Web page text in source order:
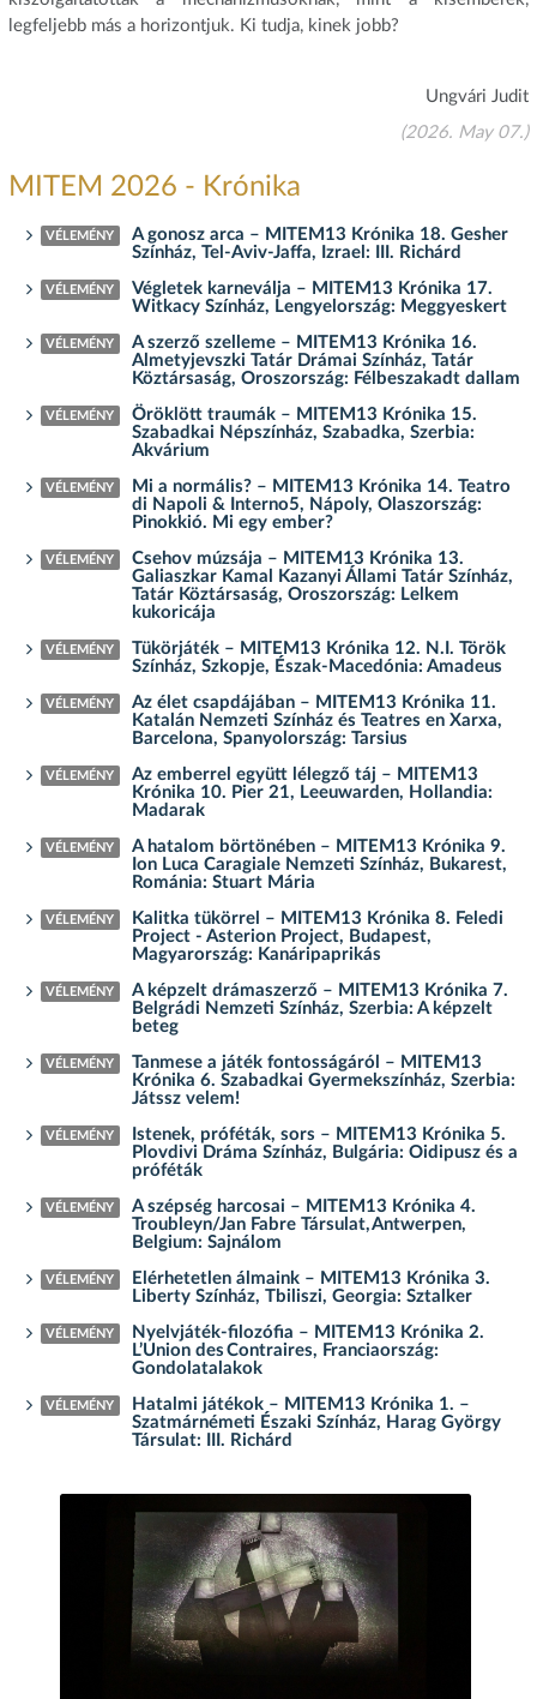
legfeljebb más a horizontjuk. Ki tudja, kinek jobb?
Ungvári Judit
(2026. May 07.)
MITEM 2026 - Krónika
VÉLEMÉNY
A gonosz arca – MITEM13 Krónika 18. Gesher
Színház, Tel-Aviv-Jaffa, Izrael: III. Richárd
VÉLEMÉNY
Végletek karneválja – MITEM13 Krónika 17.
Witkacy Színház, Lengyelország: Meggyeskert
VÉLEMÉNY
A szerző szelleme – MITEM13 Krónika 16.
Almetyjevszki Tatár Drámai Színház, Tatár
Köztársaság, Oroszország: Félbeszakadt dallam
VÉLEMÉNY
Öröklött traumák – MITEM13 Krónika 15.
Szabadkai Népszínház, Szabadka, Szerbia:
Akvárium
VÉLEMÉNY
Mi a normális? – MITEM13 Krónika 14. Teatro
di Napoli & Interno5, Nápoly, Olaszország:
Pinokkió. Mi egy ember?
VÉLEMÉNY
Csehov múzsája – MITEM13 Krónika 13.
Galiaszkar Kamal Kazanyi Állami Tatár Színház,
Tatár Köztársaság, Oroszország: Lelkem
kukoricája
VÉLEMÉNY
Tükörjáték – MITEM13 Krónika 12. N.I. Török
Színház, Szkopje, Észak-Macedónia: Amadeus
VÉLEMÉNY
Az élet csapdájában – MITEM13 Krónika 11.
Katalán Nemzeti Színház és Teatres en Xarxa,
Barcelona, Spanyolország: Tarsius
VÉLEMÉNY
Az emberrel együtt lélegző táj – MITEM13
Krónika 10. Pier 21, Leeuwarden, Hollandia:
Madarak
VÉLEMÉNY
A hatalom börtönében – MITEM13 Krónika 9.
Ion Luca Caragiale Nemzeti Színház, Bukarest,
Románia: Stuart Mária
VÉLEMÉNY
Kalitka tükörrel – MITEM13 Krónika 8. Feledi
Project - Asterion Project, Budapest,
Magyarország: Kanáripaprikás
VÉLEMÉNY
A képzelt drámaszerző – MITEM13 Krónika 7.
Belgrádi Nemzeti Színház, Szerbia: A képzelt
beteg
VÉLEMÉNY
Tanmese a játék fontosságáról – MITEM13
Krónika 6. Szabadkai Gyermekszínház, Szerbia:
Játssz velem!
VÉLEMÉNY
Istenek, próféták, sors – MITEM13 Krónika 5.
Plovdivi Dráma Színház, Bulgária: Oidipusz és a
próféták
VÉLEMÉNY
A szépség harcosai – MITEM13 Krónika 4.
Troubleyn/Jan Fabre Társulat, Antwerpen,
Belgium: Sajnálom
VÉLEMÉNY
Elérhetetlen álmaink – MITEM13 Krónika 3.
Liberty Színház, Tbiliszi, Georgia: Sztalker
VÉLEMÉNY
Nyelvjáték-filozófia – MITEM13 Krónika 2.
L’Union des Contraires, Franciaország:
Gondolatalakok
VÉLEMÉNY
Hatalmi játékok – MITEM13 Krónika 1. –
Szatmárnémeti Északi Színház, Harag György
Társulat: III. Richárd